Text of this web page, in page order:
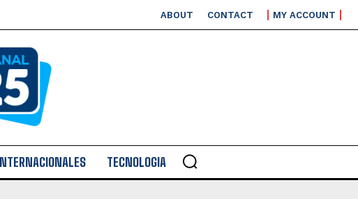
ABOUT CONTACT MY ACCOUNT
TECNOLOGIA